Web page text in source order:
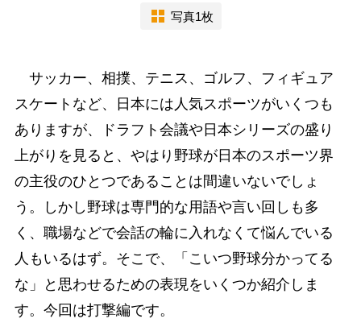
写真1枚
サッカー、相撲、テニス、ゴルフ、フィギュア
スケートなど、日本には人気スポーツがいくつも
ありますが、ドラフト会議や日本シリーズの盛り
上がりを見ると、やはり野球が日本のスポーツ界
の主役のひとつであることは間違いないでしょ
う。しかし野球は専門的な用語や言い回しも多
く、職場などで会話の輪に入れなくて悩んでいる
人もいるはず。そこで、「こいつ野球分かってる
な」と思わせるための表現をいくつか紹介しま
す。今回は打撃編です。